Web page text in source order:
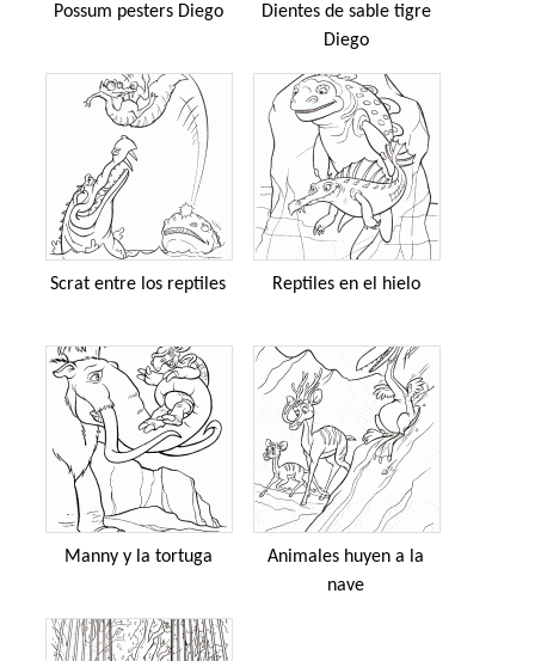
Possum pesters Diego
Dientes de sable tigre
Diego
Scrat entre los reptiles Reptiles en el hielo
Manny y la tortuga
Animales huyen a la
nave